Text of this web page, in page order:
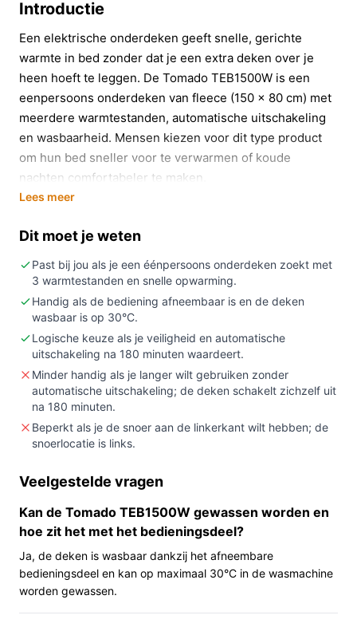
Introductie
Een elektrische onderdeken geeft snelle, gerichte
warmte in bed zonder dat je een extra deken over je
heen hoeft te leggen. De Tomado TEB1500W is een
eenpersoons onderdeken van fleece (150 x 80 cm) met
meerdere warmtestanden, automatische uitschakeling
en wasbaarheid. Mensen kiezen voor dit type product
om hun bed sneller voor te verwarmen of koude
nachten comfortabeler te maken.
Kopen als:je een eenpersoonsmatras wilt
voorverwarmen of lokaal warmte wilt toevoegen
zonder een complete extra deken.
Niet kopen als:je een tweepersoons oplossing
zoekt of een veel grotere deken nodig hebt
(afmeting is 150 x 80 cm).
Belangrijkste check:controleer of de maat 150 x
80 cm en de linkerpositie van het snoer passen bij
je matras en slaappositie.
Wat je in de praktijk merkt
hoeslaken; de elastieken houden hem op zijn plaats
zodat hij minder snel verschuift. De deken heeft een
extra snelle opwarming en drie warmtestanden, te
donker de stand ziet. Na gebruik kun je het snoer
losmaken en het fleece-deel wassen volgens de
Lees meer
Dit moet je weten
Past bij jou als je een éénpersoons onderdeken zoekt met
3 warmtestanden en snelle opwarming.
Handig als de bediening afneembaar is en de deken
wasbaar is op 30°C.
Logische keuze als je veiligheid en automatische
uitschakeling na 180 minuten waardeert.
Minder handig als je langer wilt gebruiken zonder
automatische uitschakeling; de deken schakelt zichzelf uit
na 180 minuten.
Beperkt als je de snoer aan de linkerkant wilt hebben; de
snoerlocatie is links.
Veelgestelde vragen
Kan de Tomado TEB1500W gewassen worden en
hoe zit het met het bedieningsdeel?
Ja, de deken is wasbaar dankzij het afneembare
bedieningsdeel en kan op maximaal 30°C in de wasmachine
worden gewassen.